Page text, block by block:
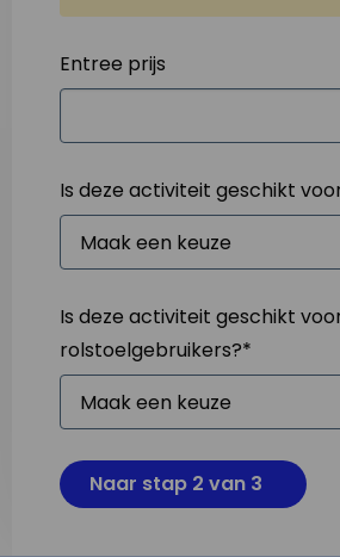
Entree prijs
Is deze activiteit geschikt
Is deze activiteit geschikt
rolstoelgebruikers?*